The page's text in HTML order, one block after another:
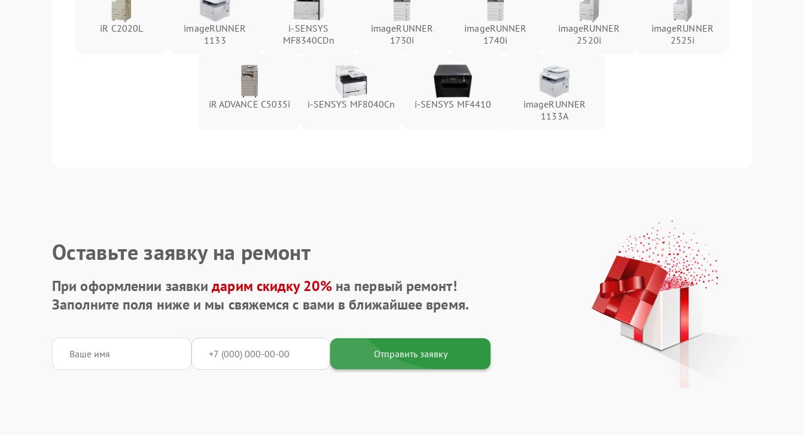
iR C2020L
imageRUNNER
1133
i-SENSYS
MF8340CDn
imageRUNNER
1730i
imageRUNNER
1740i
imageRUNNER
2520i
imageRUNNER
2525i
iR ADVANCE C5035i i-SENSYS MF8040Cn i-SENSYS MF4410
imageRUNNER
1133A
Оставьте заявку на ремонт
При оформлении заявкидарим скидку 20%на первый ремонт!
Заполните поля ниже и мы свяжемся с вами в ближайшее время.
Отправить заявку